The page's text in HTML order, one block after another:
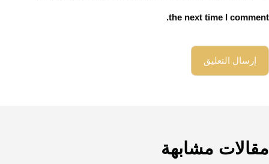
the next time I comment.
إرسال التعليق
مقالات مشابهة